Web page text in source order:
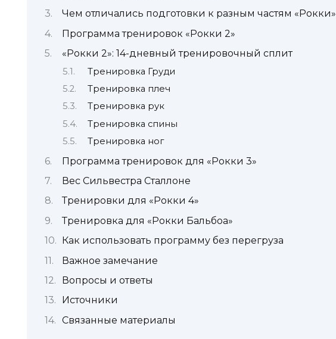
Чем отличались подготовки к разным частям «Рокки»
Программа тренировок «Рокки 2»
«Рокки 2»: 14-дневный тренировочный сплит
Тренировка Груди
Тренировка плеч
Тренировка рук
Тренировка спины
Тренировка ног
Программа тренировок для «Рокки 3»
Вес Сильвестра Сталлоне
Тренировки для «Рокки 4»
Тренировка для «Рокки Бальбоа»
Как использовать программу без перегруза
Важное замечание
Вопросы и ответы
Источники
Связанные материалы